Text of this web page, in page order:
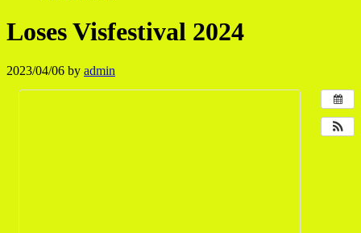
Loses Visfestival 2024
2023/04/06 by admin